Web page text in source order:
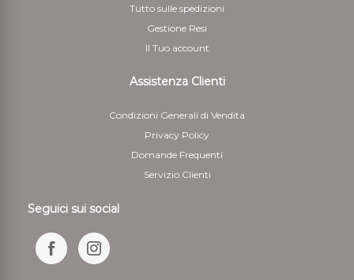
Tutto sulle spedizioni
Gestione Resi
Il Tuo account
Assistenza Clienti
Condizioni Generali di Vendita
Privacy Policy
Domande Frequenti
Servizio Clienti
Seguici sui social